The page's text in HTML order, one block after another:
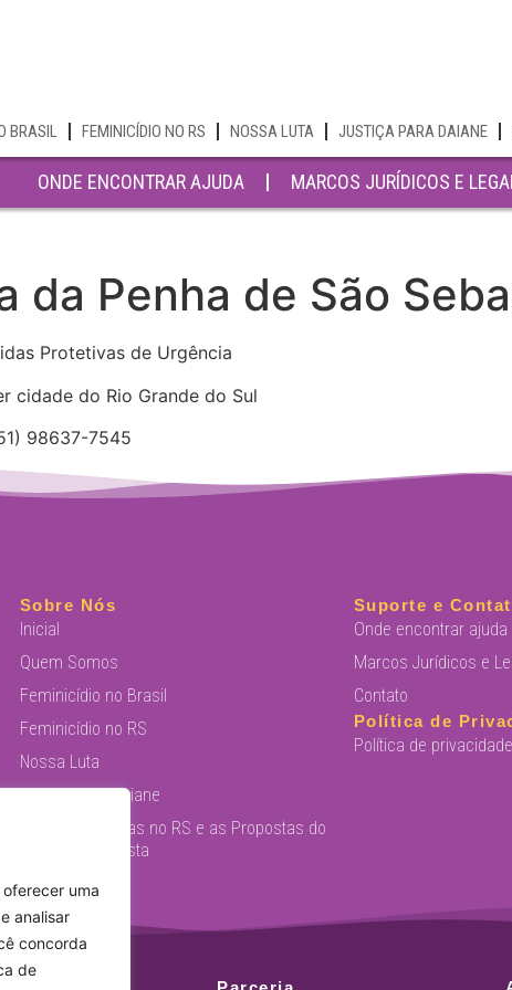
uma
analisar
concorda
de
BRASIL FEMINICÍDIO NO RS NOSSA LUTA JUSTIÇA PARA DAIANE
ONDE ENCONTRAR AJUDA MARCOS JURÍDICOS E
da Penha de São
Protetivas de Urgência
cidade do Rio Grande do Sul
98637-7545
Sobre Nós
Inicial
Quem Somos
Feminicídio no Brasil
Feminicídio no RS
Nossa Luta
Justiça para Daiane
Políticas Públicas no RS e as Propostas do
Levante Feminista
Suporte e
Onde encontrar ajuda
Marcos Jurídicos e
Contato
Política de
Política de privacidade